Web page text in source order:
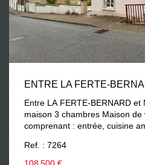
Entre LA FERTE-BERNARD et
maison 3 chambres Maison de
comprenant : entrée, cuisine
l'étage : palier desservant trois
de bain avec wc. 2ème étage
Ref. : 7264